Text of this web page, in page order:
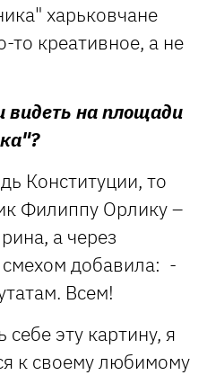
харьковчане
то креативное, а не
видеть на площади
Конституции, то
Филиппу Орлику –
а через
смехом добавила: -
Всем!
эту картину, я
к своему любимому